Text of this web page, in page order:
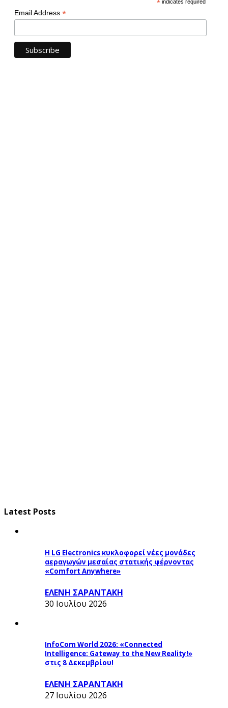
* indicates required
Email Address *
Latest Posts
Η LG Electronics κυκλοφορεί νέες μονάδες
αεραγωγών μεσαίας στατικής φέρνοντας
«Comfort Anywhere»
ΕΛΕΝΗ ΣΑΡΑΝΤΑΚΗ
30 Ιουλίου 2026
InfoCom World 2026: «Connected
Intelligence: Gateway to the New Reality!»
στις 8 Δεκεμβρίου!
ΕΛΕΝΗ ΣΑΡΑΝΤΑΚΗ
27 Ιουλίου 2026